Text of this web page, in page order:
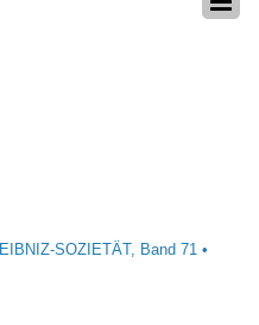
SOZIETÄT, Band 71 •